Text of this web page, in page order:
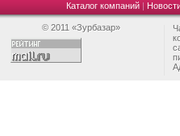
Каталог компаний|
© 2011 «Зурбазар»